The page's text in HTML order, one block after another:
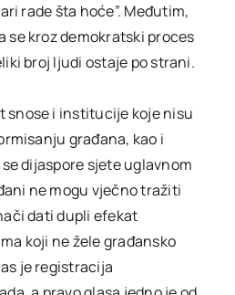
rade šta hoće”. Međutim,
se kroz demokratski proces
broj ljudi ostaje po strani.
snose i institucije koje nisu
građana, kao i
dijaspore sjete uglavnom
ne mogu vječno tražiti
dati dupli efekat
koji ne žele građansko
je registracija